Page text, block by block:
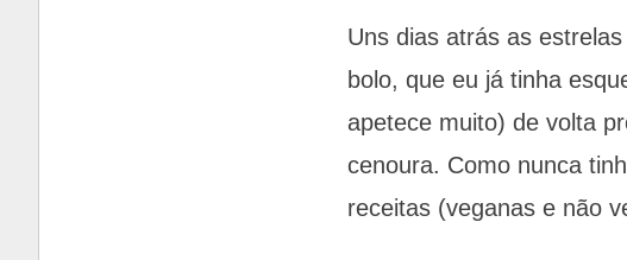
Uns dias atrás as
bolo, que eu já tinha
apetece muito) de volta
cenoura. Como nunca
receitas (veganas e não